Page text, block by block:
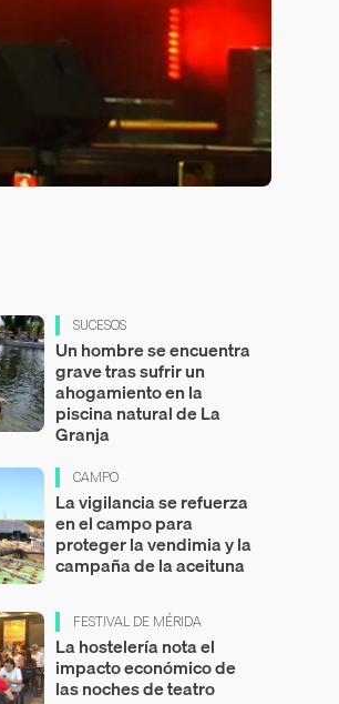
SUCESOS
Un hombre se encuentra
grave tras sufrir un
ahogamiento en la
piscina natural de La
Granja
CAMPO
La vigilancia se refuerza
en el campo para
proteger la vendimia y la
campaña de la aceituna
FESTIVAL DE MÉRIDA
La hostelería nota el
impacto económico de
las noches de teatro